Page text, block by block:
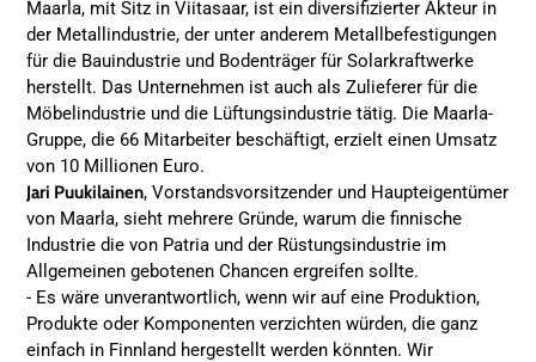
Maarla, mit Sitz in Viitasaar, ist ein diversifizierter Akteur in
der Metallindustrie, der unter anderem Metallbefestigungen
für die Bauindustrie und Bodenträger für Solarkraftwerke
herstellt. Das Unternehmen ist auch als Zulieferer für die
Möbelindustrie und die Lüftungsindustrie tätig. Die Maarla-
Gruppe, die 66 Mitarbeiter beschäftigt, erzielt einen Umsatz
von 10 Millionen Euro.
Jari Puukilainen, Vorstandsvorsitzender und Haupteigentümer
von Maarla, sieht mehrere Gründe, warum die finnische
Industrie die von Patria und der Rüstungsindustrie im
Allgemeinen gebotenen Chancen ergreifen sollte.
- Es wäre unverantwortlich, wenn wir auf eine Produktion,
Produkte oder Komponenten verzichten würden, die ganz
einfach in Finnland hergestellt werden könnten. Wir